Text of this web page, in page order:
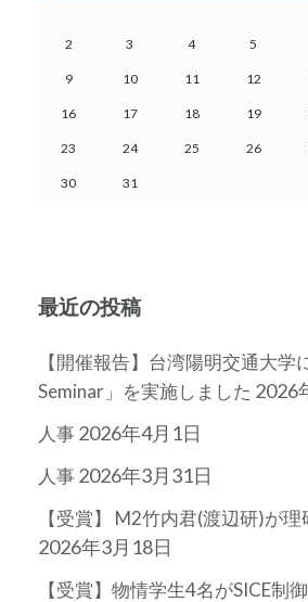
2 3 4 5
9 10 11 12
16 17 18 19
23 24 25 26
30 31
最近の投稿
【開催報告】台湾陽明交通大学
Seminar」を実施しました 2026
人事2026年4月1日
人事2026年3月31日
【受賞】 M2竹内君(渡辺研)が
2026年3月18日
【受賞】物情学生4名がSICE制